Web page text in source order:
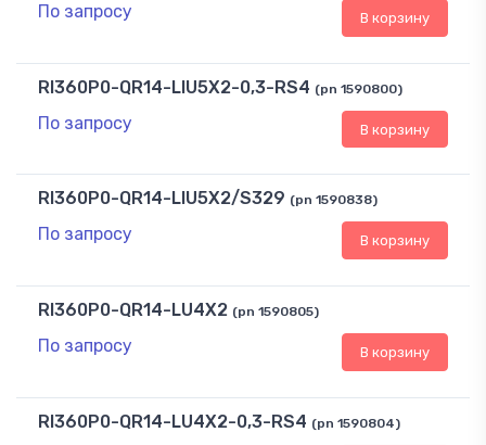
По запросу В корзину
RI360P0-QR14-LIU5X2-0,3-RS4 (pn 1590800)
По запросу В корзину
RI360P0-QR14-LIU5X2/S329 (pn 1590838)
По запросу В корзину
RI360P0-QR14-LU4X2 (pn 1590805)
По запросу В корзину
RI360P0-QR14-LU4X2-0,3-RS4 (pn 1590804)